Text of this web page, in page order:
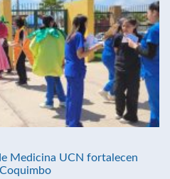
Medicina UCN fortalecen